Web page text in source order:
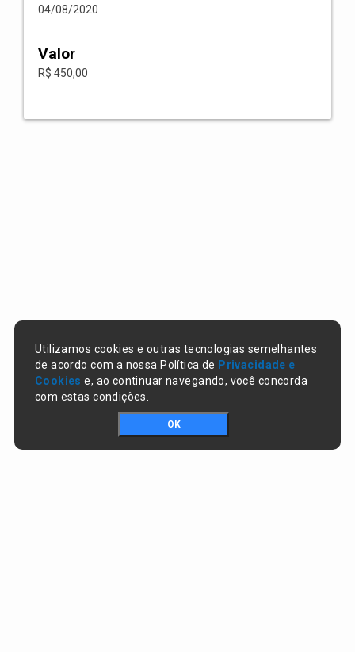
04/08/2020
Valor
R$ 450,00
Utilizamos cookies e outras tecnologias semelhantes
de acordo com a nossa Política de Privacidade e
Cookies e, ao continuar navegando, você concorda
com estas condições.
OK